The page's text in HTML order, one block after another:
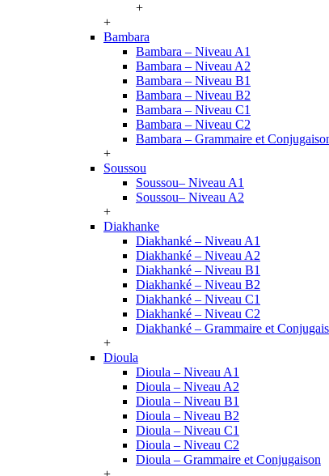
+
+
Bambara
Bambara – Niveau A1
Bambara – Niveau A2
Bambara – Niveau B1
Bambara – Niveau B2
Bambara – Niveau C1
Bambara – Niveau C2
Bambara – Grammaire et
+
Soussou
Soussou– Niveau A1
Soussou– Niveau A2
+
Diakhanke
Diakhanké – Niveau A1
Diakhanké – Niveau A2
Diakhanké – Niveau B1
Diakhanké – Niveau B2
Diakhanké – Niveau C1
Diakhanké – Niveau C2
Diakhanké – Grammaire et
+
Dioula
Dioula – Niveau A1
Dioula – Niveau A2
Dioula – Niveau B1
Dioula – Niveau B2
Dioula – Niveau C1
Dioula – Niveau C2
Dioula – Grammaire et Conjugaison